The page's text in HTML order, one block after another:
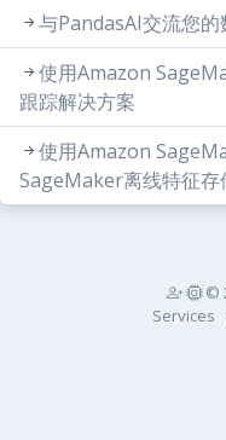
与PandasAI交流您的
使用Amazon
跟踪解决方案
使用Amazon
SageMaker离线特征
©
Services